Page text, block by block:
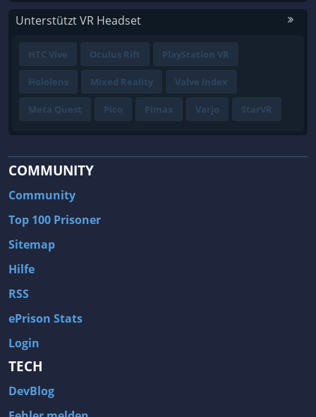
Unterstützt VR Headset
HTC Vive Oculus Rift PlayStation VR
Hololens Mixed Reality Valve Index
Meta Quest Pico Pimax Varjo StarVR
COMMUNITY
Community
Top 100 Prisoner
Sitemap
Hilfe
RSS
ePrison Stats
Login
TECH
DevBlog